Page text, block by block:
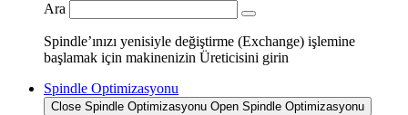
Ara
Spindle’ınızı yenisiyle değiştirme (Exchange) işlemine
başlamak için makinenizin Üreticisini girin
Spindle Optimizasyonu
Close Spindle Optimizasyonu Open Spindle Optimizasyonu